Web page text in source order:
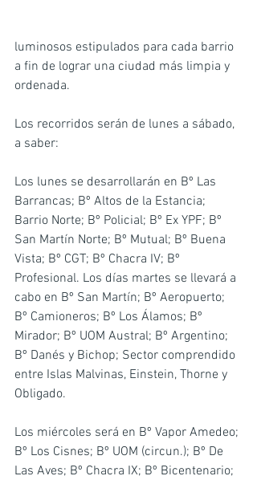
luminosos estipulados para cada barrio
a fin de lograr una ciudad más limpia y
ordenada.
Los recorridos serán de lunes a sábado,
a saber:
Los lunes se desarrollarán en Bº Las
Barrancas; Bº Altos de la Estancia;
Barrio Norte; Bº Policial; Bº Ex YPF; Bº
San Martín Norte; Bº Mutual; Bº Buena
Vista; Bº CGT; Bº Chacra IV; Bº
Profesional. Los días martes se llevará a
cabo en Bº San Martín; Bº Aeropuerto;
Bº Camioneros; Bº Los Álamos; Bº
Mirador; Bº UOM Austral; Bº Argentino;
Bº Danés y Bichop; Sector comprendido
entre Islas Malvinas, Einstein, Thorne y
Obligado.
Los miércoles será en Bº Vapor Amedeo;
Bº Los Cisnes; Bº UOM (circun.); Bº De
Las Aves; Bº Chacra IX; Bº Bicentenario;